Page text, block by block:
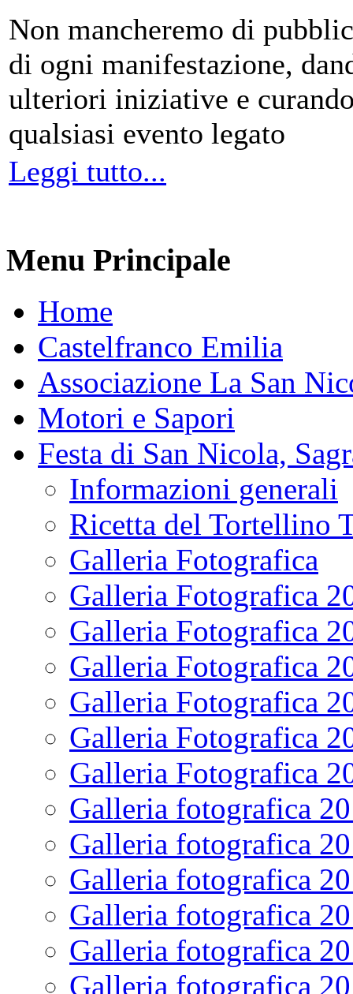
Non mancheremo di
di ogni manifestazione,
ulteriori iniziative e
qualsiasi evento legato
Leggi tutto...
Menu Principale
Home
Castelfranco Emilia
Associazione La San
Motori e Sapori
Festa di San Nicola,
Informazioni generali
Ricetta del Tortellino
Galleria Fotografica
Galleria Fotografica
Galleria Fotografica
Galleria Fotografica
Galleria Fotografica
Galleria Fotografica
Galleria Fotografica
Galleria fotografica
Galleria fotografica
Galleria fotografica
Galleria fotografica
Galleria fotografica
Galleria fotografica